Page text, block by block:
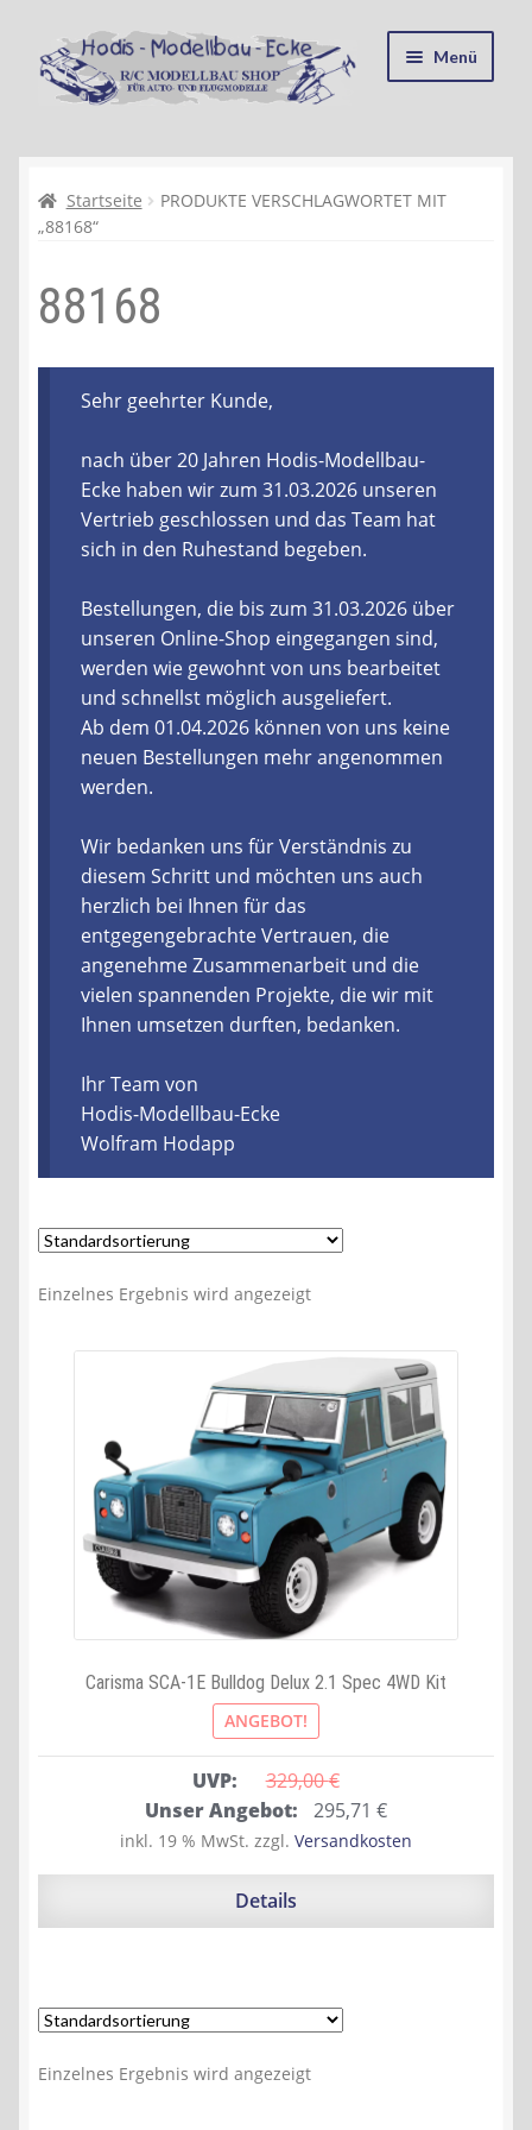
Zur
Navigation
springen
Zum
Inhalt
springen
Menü
Kasse
Recycling, Entsorgung und Umwelt
Shop
Warenkorb
Ablauf einer Bestellung
Zahlungsarten
Lieferzeit & Verfügbarkeit
Gutschein
Batterien- und Akku Verordnung
Elektro- und Elektronikgeräte Verordnung
Öle- und Schmierstoff Verordnung
Vereine & Foren
Kontakt
Startseite
PRODUKTE VERSCHLAGWORTET MIT
„88168“
88168
Sehr geehrter Kunde,
nach über 20 Jahren Hodis-Modellbau-
Ecke haben wir zum 31.03.2026 unseren
Vertrieb geschlossen und das Team hat
sich in den Ruhestand begeben.
Bestellungen, die bis zum 31.03.2026 über
unseren Online-Shop eingegangen sind,
werden wie gewohnt von uns bearbeitet
und schnellst möglich ausgeliefert.
Ab dem 01.04.2026 können von uns keine
neuen Bestellungen mehr angenommen
werden.
Wir bedanken uns für Verständnis zu
diesem Schritt und möchten uns auch
herzlich bei Ihnen für das
entgegengebrachte Vertrauen, die
angenehme Zusammenarbeit und die
vielen spannenden Projekte, die wir mit
Ihnen umsetzen durften, bedanken.
Ihr Team von
Hodis-Modellbau-Ecke
Wolfram Hodapp
Einzelnes Ergebnis wird angezeigt
Carisma SCA-1E Bulldog Delux 2.1 Spec 4WD Kit
ANGEBOT!
UVP: 329,00 €
Ursprünglicher
Preis
war:
Unser Angebot: 295,71€Aktueller
Preis
ist:
inkl. 19 % MwSt. zzgl. Versandkosten
Details
Einzelnes Ergebnis wird angezeigt